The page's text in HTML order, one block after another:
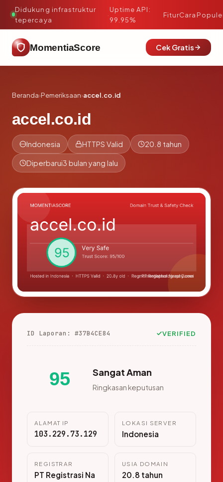
Didukung infrastruktur
tepercaya
·
Uptime API:
99.95%
FiturCara
MomentiaScore Cek Gratis
Beranda›Pemeriksaan›accel.co.id
accel.co.id
Indonesia HTTPS Valid 20.8 tahun
Diperbarui3 bulan yang lalu
ID Laporan: #37B4CE84 VERIFIED
95 Sangat Aman
Ringkasan keputusan
ALAMAT IP
103.229.73.129
LOKASI SERVER
Indonesia
REGISTRAR
PT Registrasi Na
USIA DOMAIN
20.8 tahun